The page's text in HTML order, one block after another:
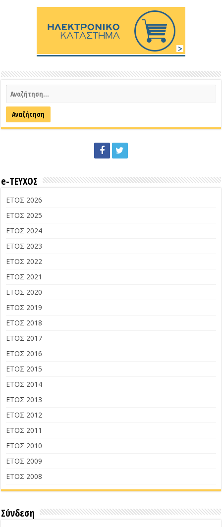
e-ΤΕΥΧΟΣ
ΕΤΟΣ 2026
ΕΤΟΣ 2025
ΕΤΟΣ 2024
ΕΤΟΣ 2023
ΕΤΟΣ 2022
ΕΤΟΣ 2021
ΕΤΟΣ 2020
ΕΤΟΣ 2019
ΕΤΟΣ 2018
ΕΤΟΣ 2017
ΕΤΟΣ 2016
ΕΤΟΣ 2015
ΕΤΟΣ 2014
ΕΤΟΣ 2013
ΕΤΟΣ 2012
ΕΤΟΣ 2011
ΕΤΟΣ 2010
ΕΤΟΣ 2009
ΕΤΟΣ 2008
Σύνδεση